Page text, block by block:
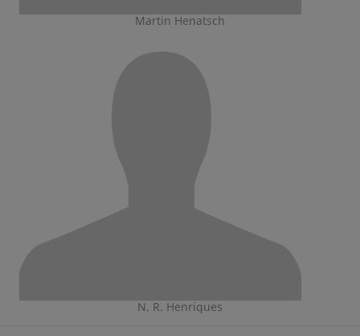
Martin Henatsch
N. R. Henriques